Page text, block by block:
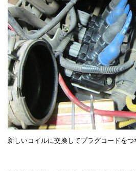
新しいコイルに交換してプラグコードをつ